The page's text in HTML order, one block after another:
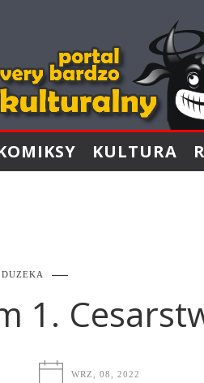
KULTURA
DUZEKA
1.
WRZ, 08, 2022